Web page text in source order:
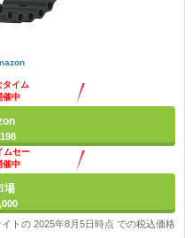
タイム
催中
ムセー
催中
場
トの 2025年8月5日時点 での税込価格